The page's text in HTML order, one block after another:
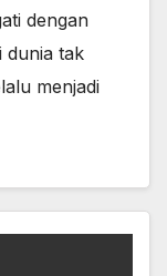
dengan
dunia tak
menjadi